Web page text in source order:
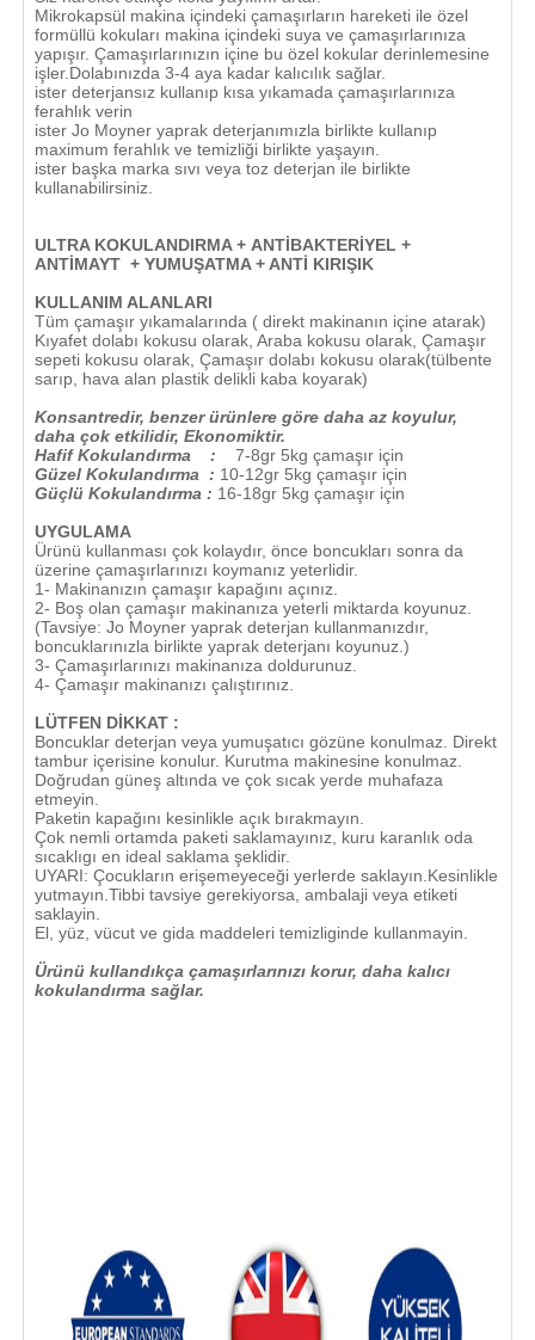
Mikrokapsül makina içindeki çamaşırların hareketi ile özel
formüllü kokuları makina içindeki suya ve çamaşırlarınıza
yapışır. Çamaşırlarınızın içine bu özel kokular derinlemesine
işler.Dolabınızda 3-4 aya kadar kalıcılık sağlar.
ister deterjansız kullanıp kısa yıkamada çamaşırlarınıza
ferahlık verin
ister Jo Moyner yaprak deterjanımızla birlikte kullanıp
maximum ferahlık ve temizliği birlikte yaşayın.
ister başka marka sıvı veya toz deterjan ile birlikte
kullanabilirsiniz.
ULTRA KOKULANDIRMA + ANTİBAKTERİYEL +
ANTİMAYT + YUMUŞATMA + ANTİ KIRIŞIK
KULLANIM ALANLARI
Tüm çamaşır yıkamalarında ( direkt makinanın içine atarak)
Kıyafet dolabı kokusu olarak, Araba kokusu olarak, Çamaşır
sepeti kokusu olarak, Çamaşır dolabı kokusu olarak(tülbente
sarıp, hava alan plastik delikli kaba koyarak)
Konsantredir, benzer ürünlere göre daha az koyulur,
daha çok etkilidir, Ekonomiktir.
Hafif Kokulandırma : 7-8gr 5kg çamaşır için
Güzel Kokulandırma : 10-12gr 5kg çamaşır için
Güçlü Kokulandırma : 16-18gr 5kg çamaşır için
UYGULAMA
Ürünü kullanması çok kolaydır, önce boncukları sonra da
üzerine çamaşırlarınızı koymanız yeterlidir.
1- Makinanızın çamaşır kapağını açınız.
2- Boş olan çamaşır makinanıza yeterli miktarda koyunuz.
(Tavsiye: Jo Moyner yaprak deterjan kullanmanızdır,
boncuklarınızla birlikte yaprak deterjanı koyunuz.)
3- Çamaşırlarınızı makinanıza doldurunuz.
4- Çamaşır makinanızı çalıştırınız.
LÜTFEN DİKKAT :
Boncuklar deterjan veya yumuşatıcı gözüne konulmaz. Direkt
tambur içerisine konulur. Kurutma makinesine konulmaz.
Doğrudan güneş altında ve çok sıcak yerde muhafaza
etmeyin.
Paketin kapağını kesinlikle açık bırakmayın.
Çok nemli ortamda paketi saklamayınız, kuru karanlık oda
sıcaklıgı en ideal saklama şeklidir.
UYARI: Çocukların erişemeyeceği yerlerde saklayın.Kesinlikle
yutmayın.Tibbi tavsiye gerekiyorsa, ambalaji veya etiketi
saklayin.
El, yüz, vücut ve gida maddeleri temizliginde kullanmayin.
Ürünü kullandıkça çamaşırlarınızı korur, daha kalıcı
kokulandırma sağlar.